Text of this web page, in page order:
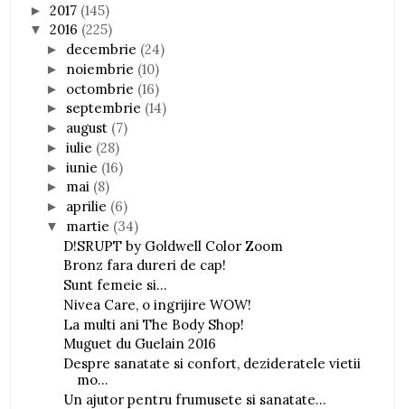
►2017 (145)
▼2016 (225)
► decembrie (24)
► noiembrie (10)
► octombrie (16)
► septembrie (14)
► august (7)
►iulie (28)
►iunie (16)
► mai (8)
► aprilie (6)
▼ martie (34)
D!SRUPT by Goldwell Color Zoom
Bronz fara dureri de cap!
Sunt femeie si...
Nivea Care, o ingrijire WOW!
La multi ani The Body Shop!
Muguet du Guelain 2016
Despre sanatate si confort, dezideratele vietii
mo...
Un ajutor pentru frumusete si sanatate...